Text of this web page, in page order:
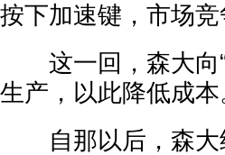
按下加速键，市场竞
这一回，森大向“
生产，以此降低成本
自那以后，森大